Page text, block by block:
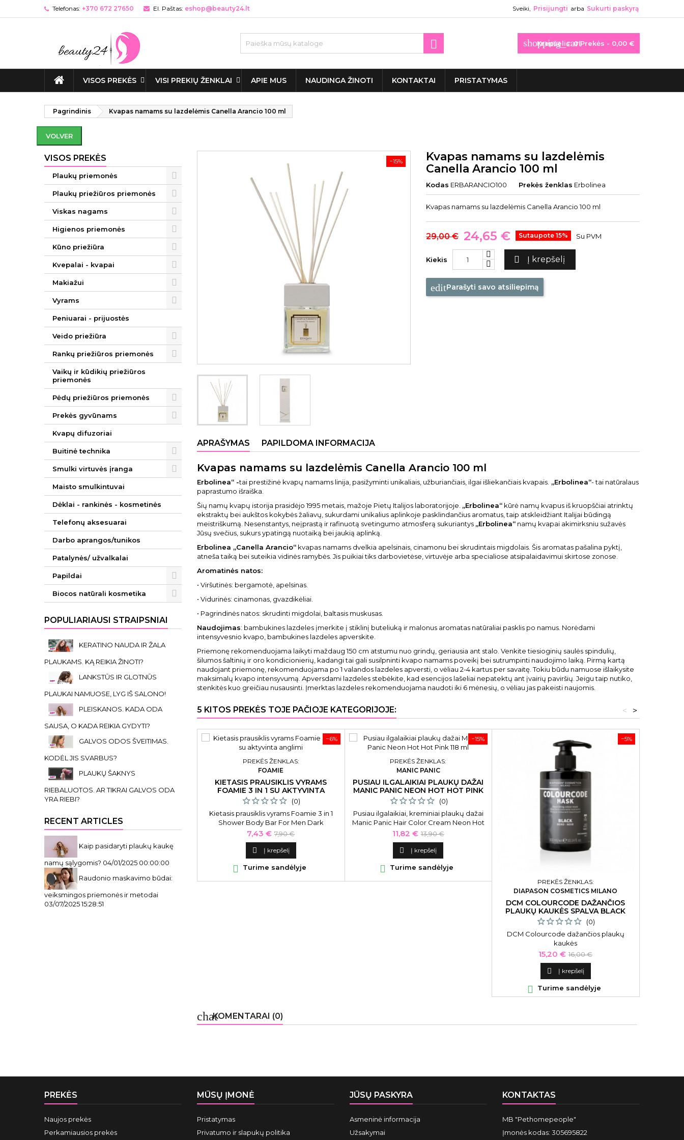
Telefonas: +370 672 27650 El. Paštas: eshop@beauty24.lt Sveiki, Prisijungti arba Sukurti paskyrą
shopping_cart
Krepšelis: 0Prekės - 0,00 €

VISOS PREKĖS VISI PREKIŲ ŽENKLAI APIE MUS NAUDINGA ŽINOTI KONTAKTAI PRISTATYMAS
Pagrindinis Kvapas namams su lazdelėmis Canella Arancio 100 ml
VOLVER
VISOS PREKĖS
Plaukų priemonės
Plaukų priežiūros priemonės
Viskas nagams
Higienos priemonės
Kūno priežiūra
Kvepalai - kvapai
Makiažui
Vyrams
Peniuarai - prijuostės
Veido priežiūra
Rankų priežiūros priemonės
Vaikų ir kūdikių priežiūros
priemonės
Pėdų priežiūros priemonės
Prekės gyvūnams
Kvapų difuzoriai
Buitinė technika
Smulki virtuvės įranga
Maisto smulkintuvai
Dėklai - rankinės - kosmetinės
Telefonų aksesuarai
Darbo aprangos/tunikos
Patalynės/ užvalkalai
Papildai
Biocos natūrali kosmetika
POPULIARIAUSI STRAIPSNIAI
KERATINO NAUDA IR ŽALA
PLAUKAMS. KĄ REIKIA ŽINOTI?
LANKSTŪS IR GLOTNŪS
PLAUKAI NAMUOSE, LYG IŠ SALONO!
PLEISKANOS. KADA ODA
SAUSA, O KADA REIKIA GYDYTI?
GALVOS ODOS ŠVEITIMAS.
KODĖL JIS SVARBUS?
PLAUKŲ ŠAKNYS
RIEBALUOTOS. AR TIKRAI GALVOS ODA
YRA RIEBI?
RECENT ARTICLES
Kaip pasidaryti plaukų kaukę
namų sąlygomis? 04/01/2025 00:00:00
Raudonio maskavimo būdai:
veiksmingos priemonės ir metodai
03/07/2025 15:28:51
−15%
Kvapas namams su lazdelėmis
Canella Arancio 100 ml
Kodas ERBARANCIO100 Prekės ženklas Erbolinea
Kvapas namams su lazdelėmis Canella Arancio 100 ml
29,00 € 24,65 € Sutaupote 15% Su PVM
Kiekis  Į krepšelį
editParašyti savo atsiliepimą
APRAŠYMAS PAPILDOMA INFORMACIJA
Kvapas namams su lazdelėmis Canella Arancio 100 ml
Erbolinea“ -tai prestižinė kvapų namams linija, pasižyminti unikaliais, užburiančiais, ilgai išliekančiais kvapais. „Erbolinea“- tai natūralaus
paprastumo išraiška.
Šių namų kvapų istorija prasidėjo 1995 metais, mažoje Pietų Italijos laboratorijoje. „Erbolinea“ kūrė namų kvapus iš kruopščiai atrinktų
ekstraktų bei aukštos kokybės žaliavų, sukurdami unikalius aplinkoje pasklindančius aromatus, taip atskleidžiant Italijai būdingą
meistriškumą. Nesenstantys, neįprastą ir rafinuotą svetingumo atmosferą sukuriantys „Erbolinea“ namų kvapai akimirksniu sužavės
Jūsų svečius, sukurs ypatingą nuotaiką bei jaukią aplinką.
Erbolinea „Canella Arancio“ kvapas namams dvelkia apelsinais, cinamonu bei skrudintais migdolais. Šis aromatas pašalina pyktį,
atneša taiką bei suteikia vidinės ramybės. Jis puikiai tiks darbovietėse, virtuvėje arba specialiose atsipalaidavimui skirtose zonose.
Aromatinės natos:
• Viršutinės: bergamotė, apelsinas.
• Vidurinės: cinamonas, gvazdikėliai.
• Pagrindinės natos: skrudinti migdolai, baltasis muskusas.
Naudojimas: bambukines lazdeles įmerkite į stiklinį buteliuką ir malonus aromatas natūraliai pasklis po namus. Norėdami
intensyvesnio kvapo, bambukines lazdeles apverskite.
Priemonę rekomenduojama laikyti maždaug 150 cm atstumu nuo grindų, geriausia ant stalo. Venkite tiesioginių saulės spindulių,
šilumos šaltinių ir oro kondicionierių, kadangi tai gali susilpninti kvapo namams poveikį bei sutrumpinti naudojimo laiką. Pirmą kartą
naudojant priemonę, rekomenduojama po 1 valandos lazdeles apversti, o vėliau 2-4 kartus per savaitę. Tokiu būdu namuose išlaikysite
maksimalų kvapo intensyvumą. Apversdami lazdeles stebėkite, kad esencijos lašeliai nepatektų ant įvairių paviršių. Jeigu taip nutiko,
stenkitės kuo greičiau nusausinti. Įmerktas lazdeles rekomenduojama naudoti iki 6 mėnesių, o vėliau jas pakeisti naujomis.
5 KITOS PREKĖS TOJE PAČIOJE KATEGORIJOJE: >
<
−6%
PREKĖS ŽENKLAS:
FOAMIE
KIETASIS PRAUSIKLIS VYRAMS
FOAMIE 3 IN 1 SU AKTYVINTA
ANGLIMI
(0)
Kietasis prausiklis vyrams Foamie 3 in 1
Shower Body Bar For Men Dark
FMBBCH2001, su aktyvinta anglimi
Kaina
7,43 € Bazinė
kaina
7,90 €
 Į krepšelį
 Turime sandėlyje
−15%
PREKĖS ŽENKLAS:
MANIC PANIC
PUSIAU ILGALAIKIAI PLAUKŲ DAŽAI
MANIC PANIC NEON HOT HOT PINK
118 ML
(0)
Pusiau ilgalaikiai, kreminiai plaukų dažai
Manic Panic Hair Color Cream Neon Hot
Hot Pink MEU11015, 118 ml
Kaina
11,82 € Bazinė
kaina
13,90 €
 Į krepšelį
 Turime sandėlyje
−5%
PREKĖS ŽENKLAS:
DIAPASON COSMETICS MILANO
DCM COLOURCODE DAŽANČIOS
PLAUKŲ KAUKĖS SPALVA BLACK
(0)
DCM Colourcode dažančios plaukų
kaukės
Kaina
15,20 € Bazinė
kaina
16,00 €
 Į krepšelį
 Turime sandėlyje
chatKOMENTARAI (0)
PREKĖS
Naujos prekės
Perkamiausios prekės
MŪSŲ ĮMONĖ
Pristatymas
Privatumo ir slapukų politika
JŪSŲ PASKYRA
Asmeninė informacija
Užsakymai
KONTAKTAS
MB "Pethomepeople"
Įmonės kodas: 305695822